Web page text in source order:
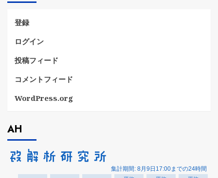
ー
登録
ログイン
投稿フィード
コメントフィード
WordPress.org
AH